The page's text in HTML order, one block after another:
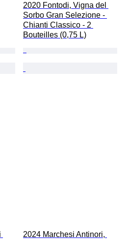
2020 Fontodi, Vigna del
Sorbo Gran Selezione -
Chianti Classico - 2
Bouteilles (0,75 L)
2024 Marchesi Antinori,